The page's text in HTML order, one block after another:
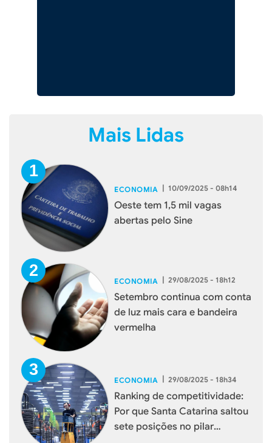
Mais Lidas
ECONOMIA | 10/09/2025 - 08h14
Oeste tem 1,5 mil vagas
abertas pelo Sine
ECONOMIA | 29/08/2025 - 18h12
Setembro continua com conta
de luz mais cara e bandeira
vermelha
ECONOMIA | 29/08/2025 - 18h34
Ranking de competitividade:
Por que Santa Catarina saltou
sete posições no pilar